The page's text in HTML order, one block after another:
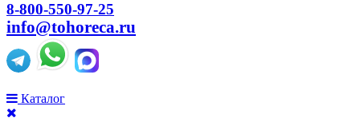
8-800-550-97-25
info@tohoreca.ru
Каталог